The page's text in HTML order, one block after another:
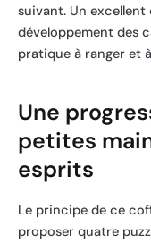
suivant. Un
développement des
pratique à ranger et
Une
petites
esprits
Le principe de ce
proposer quatre